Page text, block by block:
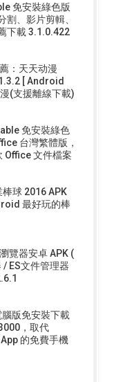
免安裝綠色版
割、影片剪輯、
下載 3.1.0.422
：天天动漫
[ Android
(支援離線下載)
免安裝綠色
台灣繁體版，
Office 文件檔案
棒球 2016 APK
最好玩的棒
覽器安卓 APK (
/ ES文件管理器
版免安裝下載
，取代
的免費手機